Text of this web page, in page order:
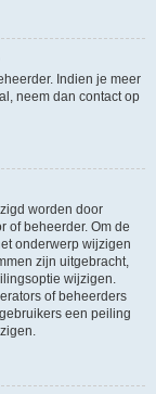
Indien je meer
neem dan contact op
worden door
of beheerder. Om de
onderwerp wijzigen
zijn uitgebracht,
wijzigen.
of beheerders
een peiling